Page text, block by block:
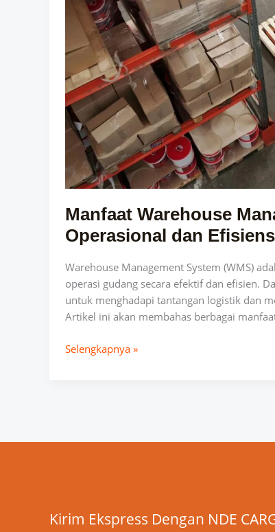
Manfaat Warehouse
Operasional dan
Warehouse Management System (WMS)
operasi gudang secara efektif dan efisien.
untuk menghadapi tantangan logistik dan
Artikel ini akan membahas berbagai
Efisiensi
Bisnis
Selengkapnya »
Kirim Ekspress Dengan NDE